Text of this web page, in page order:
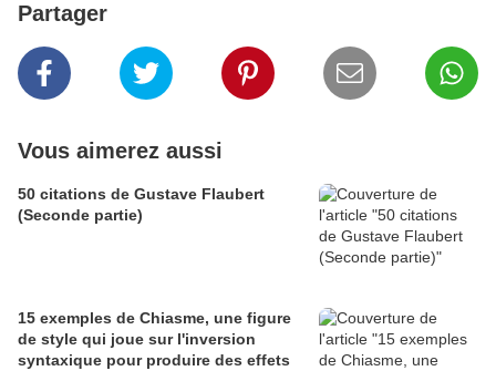
Partager
Vous aimerez aussi
50 citations de Gustave Flaubert
(Seconde partie)
15 exemples de Chiasme, une figure
de style qui joue sur l'inversion
syntaxique pour produire des effets